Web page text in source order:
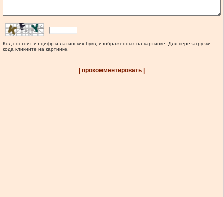
Код состоит из цифр и латинских букв, изображенных на картинке. Для перезагрузки
кода кликните на картинке.
| прокомментировать |